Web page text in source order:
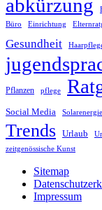
abkürzung
Büro
Einrichtung
Gesundheit
Pflanzen pflege
Social Media Solarenergie
Trends Urlaub
zeitgenössische Kunst
Sitemap
Impressum